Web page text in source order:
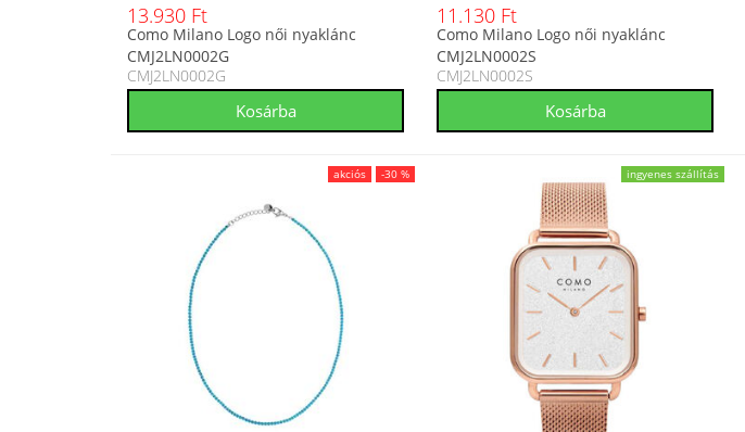
13.930 Ft
Como Milano Logo női nyaklánc
CMJ2LN0002G
CMJ2LN0002G
11.130 Ft
Como Milano Logo női nyaklánc
CMJ2LN0002S
CMJ2LN0002S
akciós -30 % ingyenes szállítás